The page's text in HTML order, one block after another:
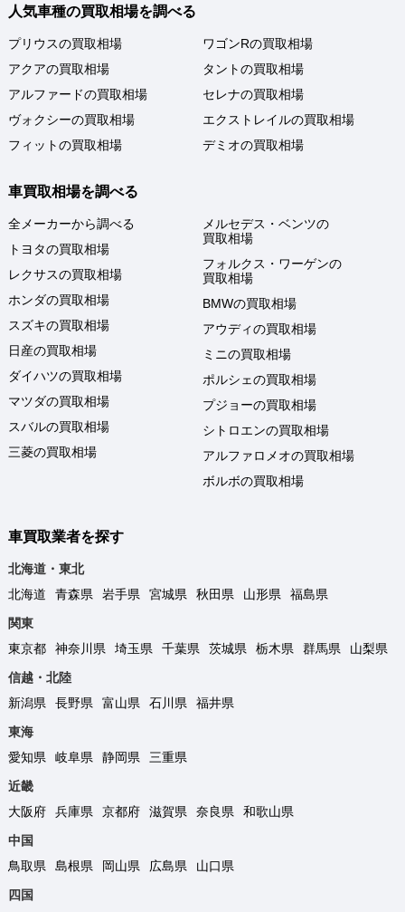
人気車種の買取相場を調べる
プリウスの買取相場
アクアの買取相場
アルファードの買取相場
ヴォクシーの買取相場
フィットの買取相場
ワゴンRの買取相場
タントの買取相場
セレナの買取相場
エクストレイルの買取相場
デミオの買取相場
車買取相場を調べる
全メーカーから調べる
トヨタの買取相場
レクサスの買取相場
ホンダの買取相場
スズキの買取相場
日産の買取相場
ダイハツの買取相場
マツダの買取相場
スバルの買取相場
三菱の買取相場
メルセデス・ベンツの
買取相場
フォルクス・ワーゲンの
買取相場
BMWの買取相場
アウディの買取相場
ミニの買取相場
ポルシェの買取相場
プジョーの買取相場
シトロエンの買取相場
アルファロメオの買取相場
ボルボの買取相場
車買取業者を探す
北海道・東北
北海道
青森県 岩手県 宮城県 秋田県 山形県
福島県
関東
東京都
神奈川県 埼玉県 千葉県 茨城県 栃木県 群馬県
山梨県
信越・北陸
新潟県
長野県 富山県 石川県
福井県
東海
愛知県
岐阜県 静岡県
三重県
近畿
大阪府
兵庫県 京都府 滋賀県 奈良県
和歌山県
中国
鳥取県
島根県 岡山県 広島県
山口県
四国